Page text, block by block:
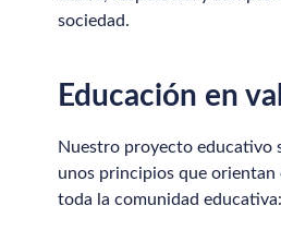
sociedad.
Educación en
Nuestro proyecto educativo
unos principios que
toda la comunidad educativa: